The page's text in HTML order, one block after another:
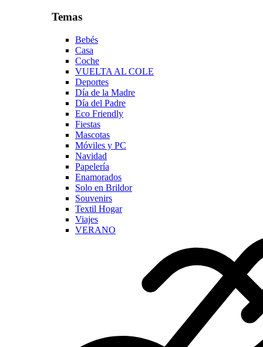
Temas
Bebés
Casa
Coche
VUELTA AL COLE
Deportes
Día de la Madre
Día del Padre
Eco Friendly
Fiestas
Mascotas
Móviles y PC
Navidad
Papelería
Enamorados
Solo en Brildor
Souvenirs
Textil Hogar
Viajes
VERANO